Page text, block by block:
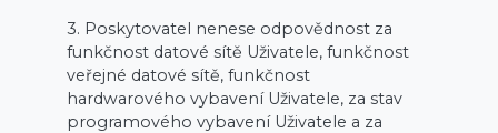
3. Poskytovatel nenese odpovědnost za
funkčnost datové sítě Uživatele, funkčnost
veřejné datové sítě, funkčnost
hardwarového vybavení Uživatele, za stav
programového vybavení Uživatele a za